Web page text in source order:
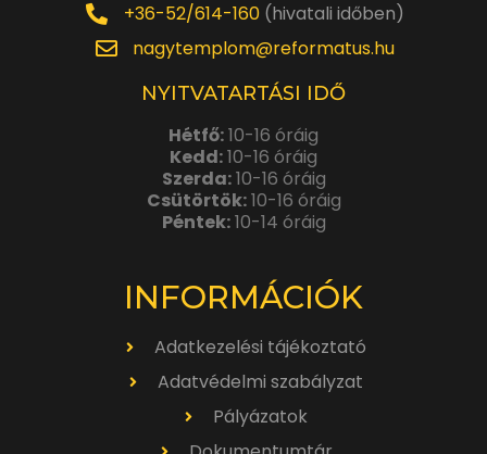
+36-52/614-160(hivatali időben)
nagytemplom@reformatus.hu
NYITVATARTÁSI IDŐ
Hétfő:10-16 óráig
Kedd:10-16 óráig
Szerda:10-16 óráig
Csütörtök:10-16 óráig
Péntek:10-14 óráig
INFORMÁCIÓK
Adatkezelési tájékoztató
Adatvédelmi szabályzat
Pályázatok